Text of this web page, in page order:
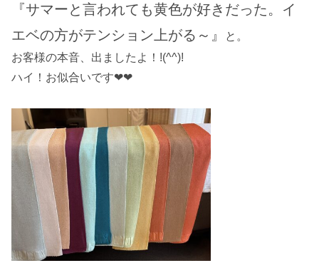
『サマーと言われても黄色が好きだった。イ
エベの方がテンション上がる～』
と。
お客様の本音、出ましたよ！!(^^)!
ハイ！お似合いです❤❤